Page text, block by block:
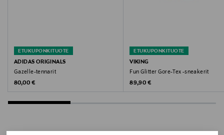
Kiina
Valmistajan tuotenumero
41723
ETUKUPONKITUOTE
ADIDAS ORIGINALS
Gazelle-tennarit
Original Price
80,00 €
ETUKUPONKITUOTE
VIKING
Fun Glitter Gore-Tex -sneakerit
Original Price
89,90 €